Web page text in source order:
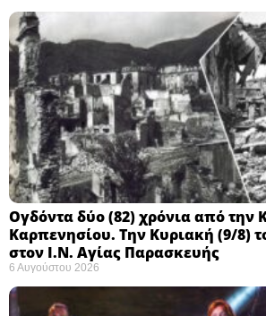
Ογδόντα δύο (82) χρόνια από την
Καρπενησίου. Την Κυριακή (9/8)
στον Ι.Ν. Αγίας Παρασκευής
6 Αυγούστου 2026